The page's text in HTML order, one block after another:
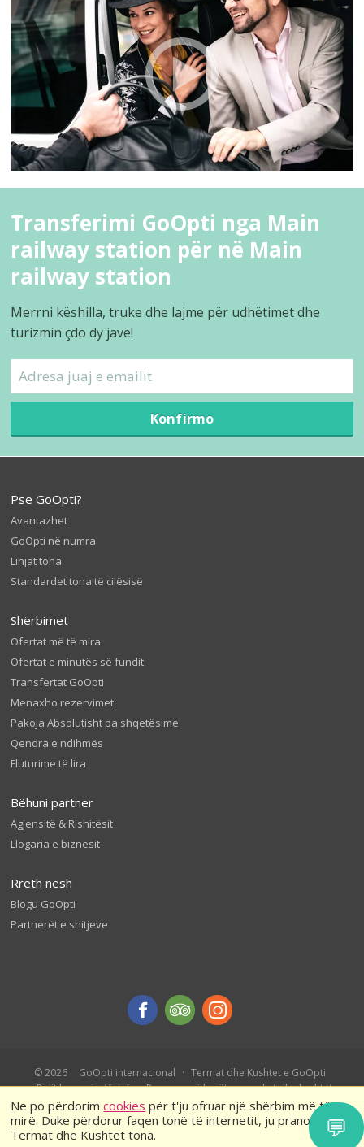
Ne po përdorimcookies për t'ju ofruar një shërbim më të
mirë. Duke përdorur faqen tonë të internetit, ju pranoni
Termat dhe Kushtet tona.
Transferimi GoOpti nga Main
railway station për në Main
railway station
Merrni këshilla, truke dhe lajme për udhëtimet dhe
turizmin çdo dy javë!
Konfirmo
Pse GoOpti?
Avantazhet
GoOpti në numra
Linjat tona
Standardet tona të cilësisë
Shërbimet
Ofertat më të mira
Ofertat e minutës së fundit
Transfertat GoOpti
Menaxho rezervimet
Pakoja Absolutisht pa shqetësime
Qendra e ndihmës
Fluturime të lira
Bëhuni partner
Agjensitë & Rishitësit
Llogaria e biznesit
Rreth nesh
Blogu GoOpti
Partnerët e shitjeve
© 2026 GoOpti internacional
Termat dhe Kushtet e GoOpti
Politika e privatësisë
Rezervo më herët – rregullat dhe kushtet
💬